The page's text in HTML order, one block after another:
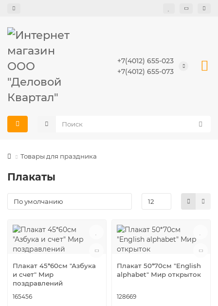
+7(4012) 655-023
+7(4012) 655-073
Товары для праздника
Плакаты
Плакат 45*60см "Азбука
и счет" Мир
поздравлений
165456
Плакат 50*70см "English
alphabet" Мир открыток
128669